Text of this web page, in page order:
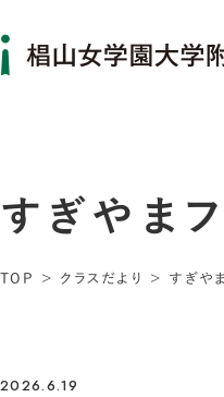
すぎやま
TOP クラスだより すぎや
2026.6.19